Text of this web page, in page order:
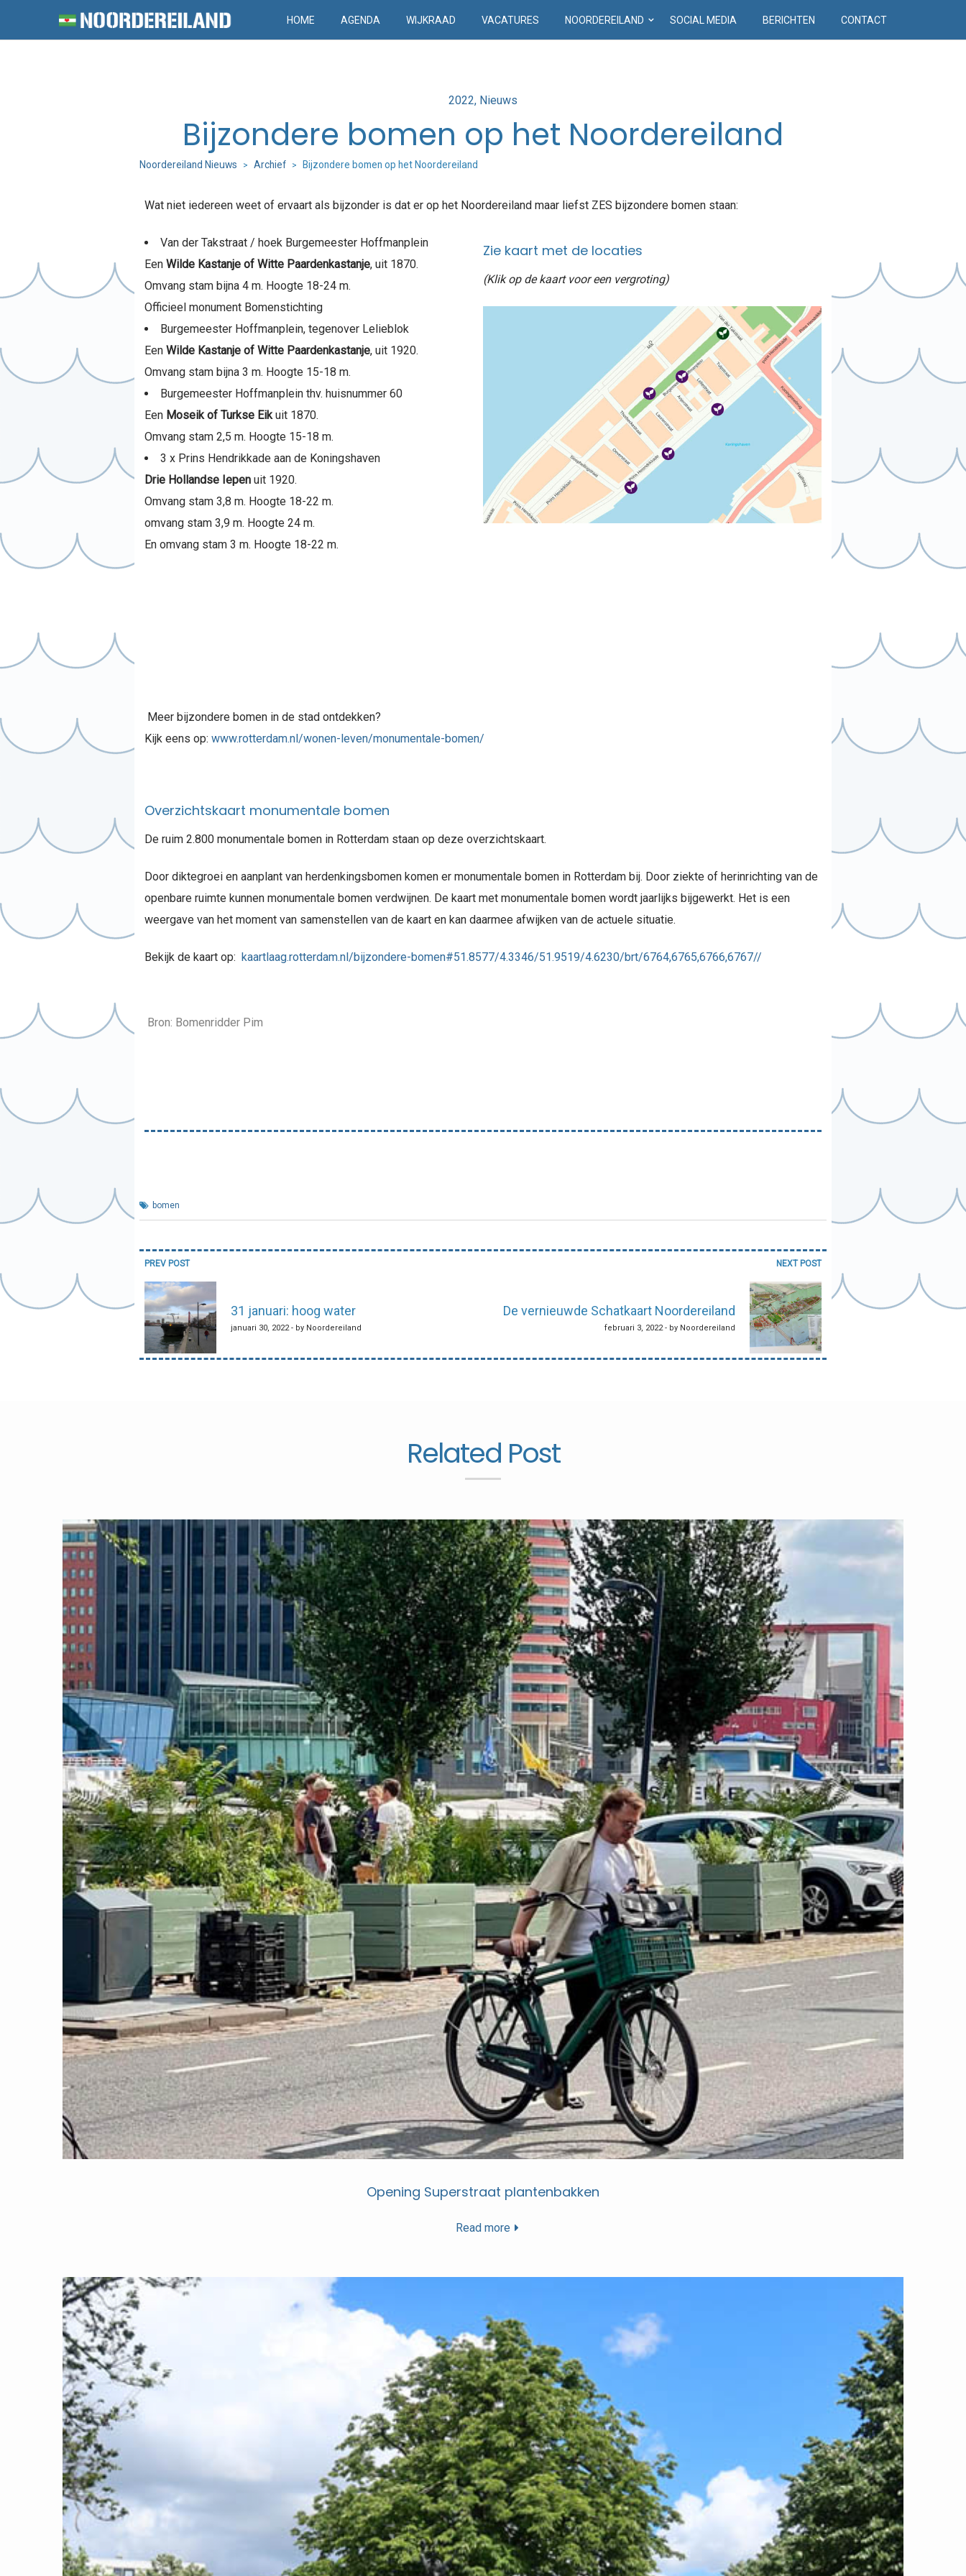
HOME AGENDA WIJKRAAD VACATURES NOORDEREILAND SOCIAL MEDIA BERICHTEN CONTACT
Posted
2022 Nieuws
Bijzondere bomen op het Noordereiland
Noordereiland Nieuws > Archief > Bijzondere bomen op het Noordereiland
Wat niet iedereen weet of ervaart als bijzonder is dat er op het Noordereiland maar liefst ZES bijzondere bomen staan:
Van der Takstraat / hoek Burgemeester Hoffmanplein
Een Wilde Kastanje of Witte Paardenkastanje, uit 1870.
Omvang stam bijna 4 m. Hoogte 18-24 m.
Officieel monument Bomenstichting
Burgemeester Hoffmanplein, tegenover Lelieblok
Een Wilde Kastanje of Witte Paardenkastanje, uit 1920.
Omvang stam bijna 3 m. Hoogte 15-18 m.
Burgemeester Hoffmanplein thv. huisnummer 60
Een Moseik of Turkse Eikuit 1870.
Omvang stam 2,5 m. Hoogte 15-18 m.
3 x Prins Hendrikkade aan de Koningshaven
Drie Hollandse Iepenuit 1920.
Omvang stam 3,8 m. Hoogte 18-22 m.
omvang stam 3,9 m. Hoogte 24 m.
En omvang stam 3 m. Hoogte 18-22 m.
Zie kaart met de locaties
(Klik op de kaart voor een vergroting)
Meer bijzondere bomen in de stad ontdekken?
Kijk eens op: www.rotterdam.nl/wonen-leven/monumentale-bomen/
Overzichtskaart monumentale bomen
De ruim 2.800 monumentale bomen in Rotterdam staan op deze overzichtskaart.
Door diktegroei en aanplant van herdenkingsbomen komen er monumentale bomen in Rotterdam bij. Door ziekte of herinrichting van de
openbare ruimte kunnen monumentale bomen verdwijnen. De kaart met monumentale bomen wordt jaarlijks bijgewerkt. Het is een
weergave van het moment van samenstellen van de kaart en kan daarmee afwijken van de actuele situatie.
Bekijk de kaart op: kaartlaag.rotterdam.nl/bijzondere-bomen#51.8577/4.3346/51.9519/4.6230/brt/6764,6765,6766,6767//
Bron: Bomenridder Pim
bomen
Bericht
navigatie
PREV POST
31 januari: hoog water
januari 30, 2022 - by Noordereiland
NEXT POST
De vernieuwde Schatkaart Noordereiland
februari 3, 2022 - by Noordereiland
Related Post
Opening Superstraat plantenbakken
Read more